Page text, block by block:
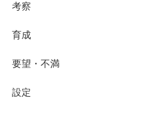
考察
育成
要望・不満
設定